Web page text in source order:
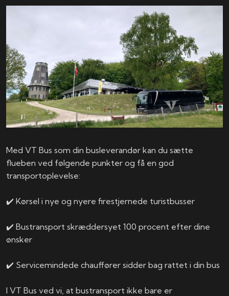
Med VT Bus som din busleverandør kan du sætte
flueben ved følgende punkter og få en god
transportoplevelse:
✔️ Kørsel i nye og nyere firestjernede turistbusser
✔️ Bustransport skræddersyet 100 procent efter dine
ønsker
✔️ Servicemindede chauffører sidder bag rattet i din bus
I VT Bus ved vi, at bustransport ikke bare er